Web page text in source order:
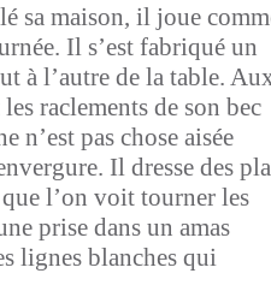
sa maison, il joue
Il s’est fabriqué un
à l’autre de la table.
raclements de son bec
n’est pas chose aisée
Il dresse des
l’on voit tourner les
prise dans un amas
lignes blanches qui